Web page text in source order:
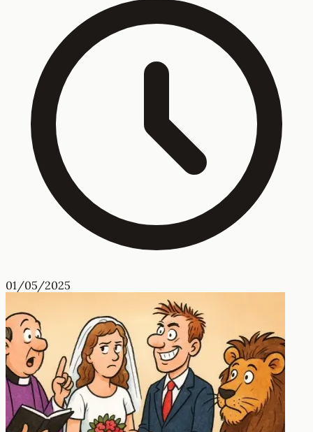
01/05/2025